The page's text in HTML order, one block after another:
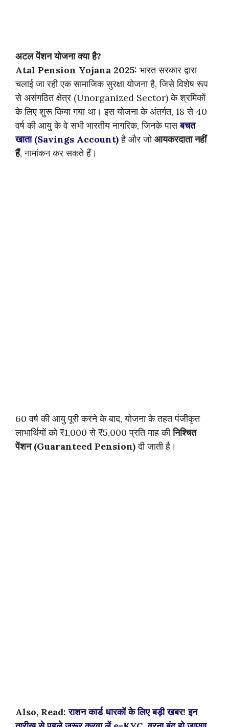
अटल पेंशन योजना क्या है?
Atal Pension Yojana 2025: भारत सरकार द्वारा
चलाई जा रही एक सामाजिक सुरक्षा योजना है, जिसे विशेष रूप
से असंगठित क्षेत्र (Unorganized Sector) के श्रमिकों
के लिए शुरू किया गया था। इस योजना के अंतर्गत, 18 से 40
वर्ष की आयु के वे सभी भारतीय नागरिक, जिनके पास बचत
खाता (Savings Account)है और जोआयकरदाता नहीं
हैं, नामांकन कर सकते हैं।
60 वर्ष की आयु पूरी करने के बाद, योजना के तहत पंजीकृत
लाभार्थियों को ₹1,000 से ₹5,000 प्रति माह कीनिश्चित
पेंशन (Guaranteed Pension)दी जाती है।
Also, Read:राशन कार्ड धारकों के लिए बड़ी खबर! इन